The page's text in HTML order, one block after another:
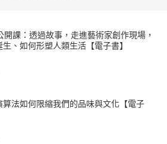
的豪宅看穿人心的伪装。
是一场对 “人性” 的深度解剖 —— 当凶手
生命，更是人心的弱点。如果你爱悬疑
加莎笔下 “看似疯狂却暗藏秩序” 的犯
容错过。戴上耳机，让波洛的 “灰质细
的谜题中，见证正义与智慧的胜利。
開課：透過故事，走進藝術家創作現場，
、如何形塑人類生活【電子書】
算法如何限縮我們的品味與文化【電子